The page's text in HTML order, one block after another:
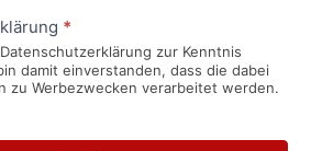
*
zur Kenntnis
damit einverstanden, dass die dabei
zu Werbezwecken verarbeitet werden.